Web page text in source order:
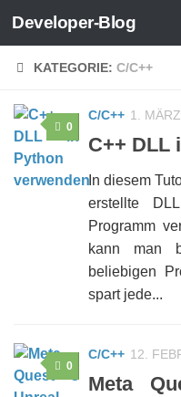
Zum Inhalt springen
Developer-Blog
KATEGORIE: C/C++
0
C/C++ 1.
C++ DLL
In diesem
erstellte
Programm
kann man
beliebigen
spart jede...
0
C/C++ 12.
Meta